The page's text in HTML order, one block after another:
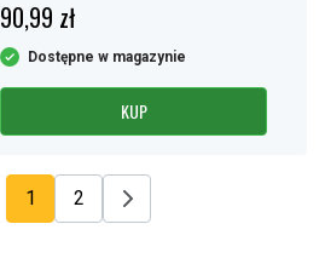
90,99 zł
Dostępne w magazynie
KUP
1 2